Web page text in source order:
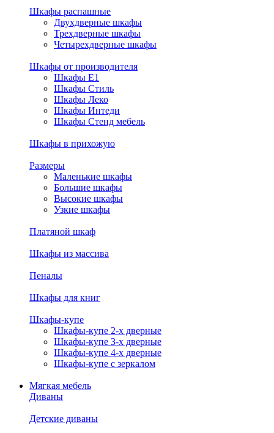
Шкафы распашные
Двухдверные шкафы
Трехдверные шкафы
Четырехдверные шкафы
Шкафы от производителя
Шкафы E1
Шкафы Стиль
Шкафы Леко
Шкафы Интеди
Шкафы Стенд мебель
Шкафы в прихожую
Размеры
Маленькие шкафы
Большие шкафы
Высокие шкафы
Узкие шкафы
Платяной шкаф
Шкафы из массива
Пеналы
Шкафы для книг
Шкафы-купе
Шкафы-купе 2-х дверные
Шкафы-купе 3-х дверные
Шкафы-купе 4-х дверные
Шкафы-купе с зеркалом
Мягкая мебель
Диваны
Детские диваны